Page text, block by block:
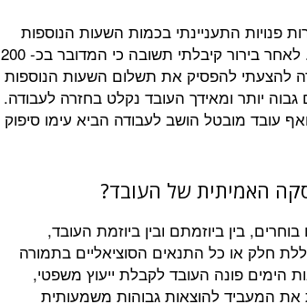
פנויות התעניינתי בכמות השעות הנוספות
המשולמת לכל הפרמדיקים אצל המעבידה. לאחר בירור קיבלתי תשובה כי המדובר בכ- 200
להצעתי להפסיק את תשלום השעות הנוספות
יותר ומאידך העובד נקלט בחזרה לעבודה.
עובד מובטל הושב לעבודה הביא עימו סיפוק
האמיתית של העובד?
בין ביוזמתם ובין ביוזמת העובד,
חלק או כל התנאים הסוציאליים בתמורה
הימים פונה העובד לקבלת ייעוץ משפטי,
המעביד להוצאות גבוהות משמעותית